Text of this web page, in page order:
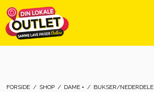
FORSIDE / SHOP / DAME + / BUKSER/NEDERDELE